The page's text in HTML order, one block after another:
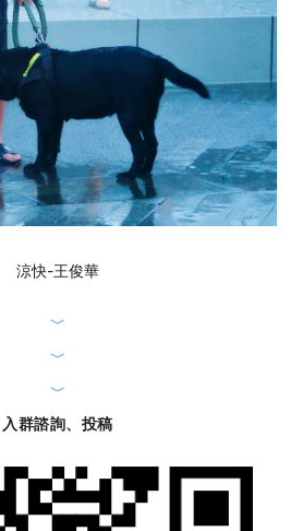
涼快-王俊華
﹀
﹀
﹀
入群諮詢、投稿